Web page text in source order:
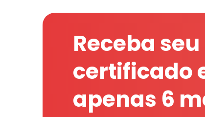
Receba seu
certificado
apenas 6